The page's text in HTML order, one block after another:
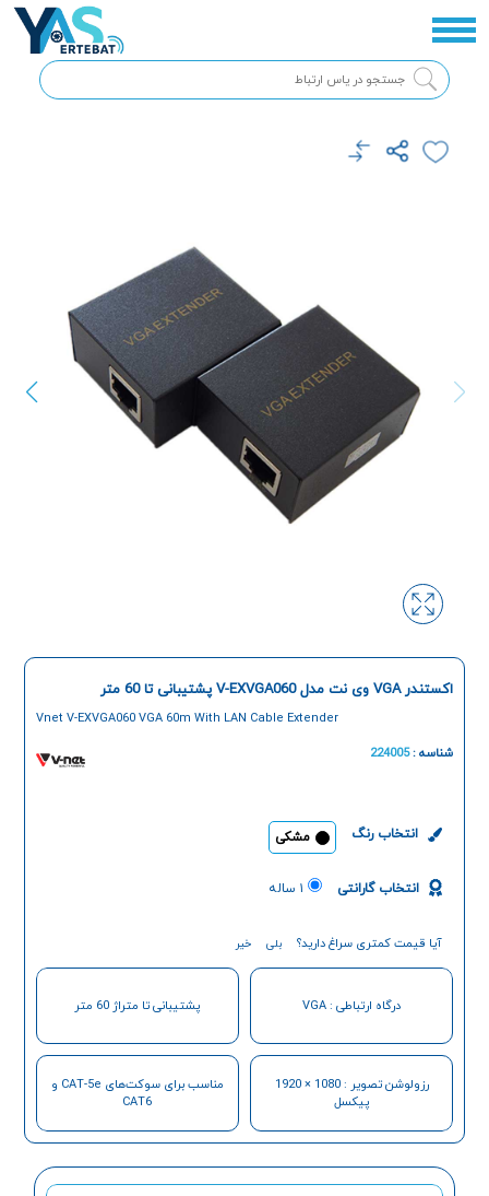
اکستندر VGA وی نت مدل V-EXVGA060 پشتیبانی تا 60 متر
Vnet V-EXVGA060 VGA 60m With LAN Cable Extender
شناسه :224005
انتخاب رنگ مشکی
انتخاب گارانتی ۱ ساله
آیا قیمت کمتری سراغ دارید؟ بلی خیر
درگاه ارتباطی : VGA پشتیبانی تا متراژ 60 متر
رزولوشن تصویر : 1080 × 1920
پیکسل
مناسب برای سوکت‌های CAT-5e و
CAT6